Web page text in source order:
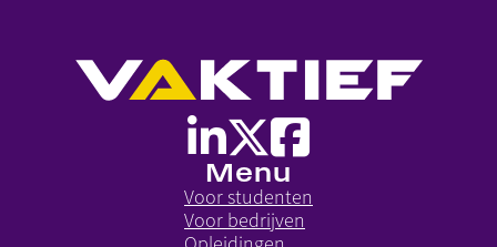
Menu
Voor studenten
Voor bedrijven